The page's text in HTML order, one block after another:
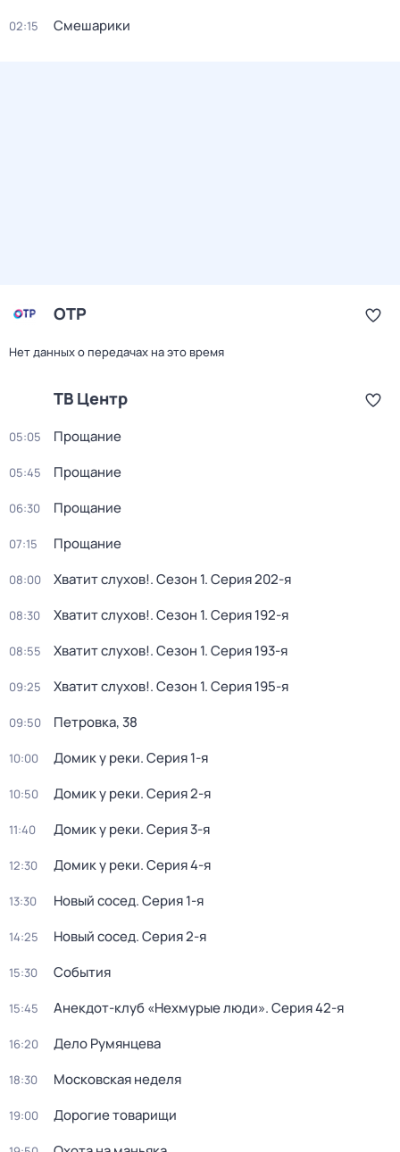
02:15 Смешарики
ОТР
Нет данных о передачах на это время
ТВ Центр
05:05 Прощание
05:45 Прощание
06:30 Прощание
07:15 Прощание
08:00 Хватит слухов!. Сезон 1. Серия 202-я
08:30 Хватит слухов!. Сезон 1. Серия 192-я
08:55 Хватит слухов!. Сезон 1. Серия 193-я
09:25 Хватит слухов!. Сезон 1. Серия 195-я
09:50 Петровка, 38
10:00 Домик у реки. Серия 1-я
10:50 Домик у реки. Серия 2-я
11:40 Домик у реки. Серия 3-я
12:30 Домик у реки. Серия 4-я
13:30 Новый сосед. Серия 1-я
14:25 Новый сосед. Серия 2-я
15:30 События
15:45 Анекдот-клуб «Нехмурые люди». Серия 42-я
16:20 Дело Румянцева
18:30 Московская неделя
19:00 Дорогие товарищи